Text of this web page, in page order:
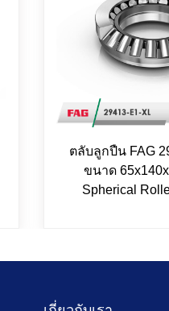
ตลับลูกปืน FAG
ขนาด
Spherical